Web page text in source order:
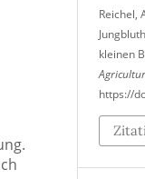
Reichel,
kleinen
https://